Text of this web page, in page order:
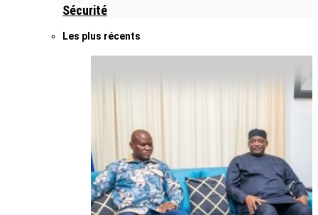
Sécurité
Les plus récents